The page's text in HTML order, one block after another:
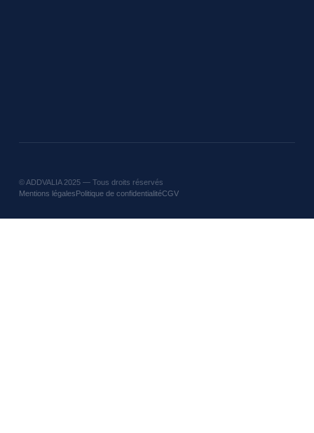
©ADDVALIA2025 — Tous droits réservés
Mentions légalesPolitique de confidentialitéCGV